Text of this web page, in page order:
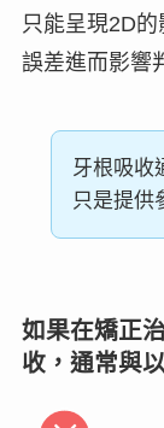
只能呈現2D
誤差進而影響
牙根吸收
只是提供
如果在矯正
收，通常與